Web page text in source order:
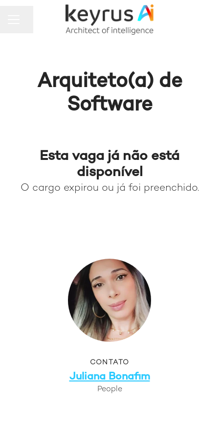
MENU DE CARREIRAS
Compartilhar a página
Arquiteto(a) de
Software
Esta vaga já não está
disponível
O cargo expirou ou já foi preenchido.
CONTATO
Juliana Bonafim
People